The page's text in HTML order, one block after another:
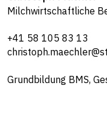
Milchwirtschaftliche
+41 58 105 83 13
Grundbildung BMS,